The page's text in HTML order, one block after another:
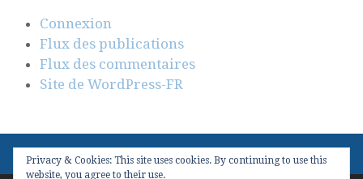
Connexion
Flux des publications
Flux des commentaires
Site de WordPress-FR
Privacy & Cookies: This site uses cookies. By continuing to use this
website, you agree to their use.